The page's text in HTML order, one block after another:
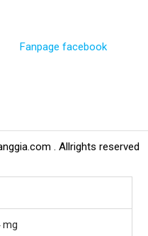
Fanpage facebook
. Allrights reserved
mg